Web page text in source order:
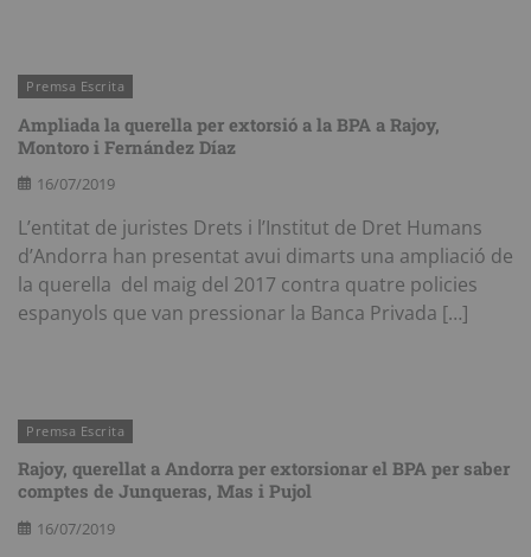
Premsa Escrita
Ampliada la querella per extorsió a la BPA a Rajoy,
Montoro i Fernández Díaz
16/07/2019
L’entitat de juristes Drets i l’Institut de Dret Humans
d’Andorra han presentat avui dimarts una ampliació de
la querella del maig del 2017 contra quatre policies
espanyols que van pressionar la Banca Privada […]
Premsa Escrita
Rajoy, querellat a Andorra per extorsionar el BPA per saber
comptes de Junqueras, Mas i Pujol
16/07/2019